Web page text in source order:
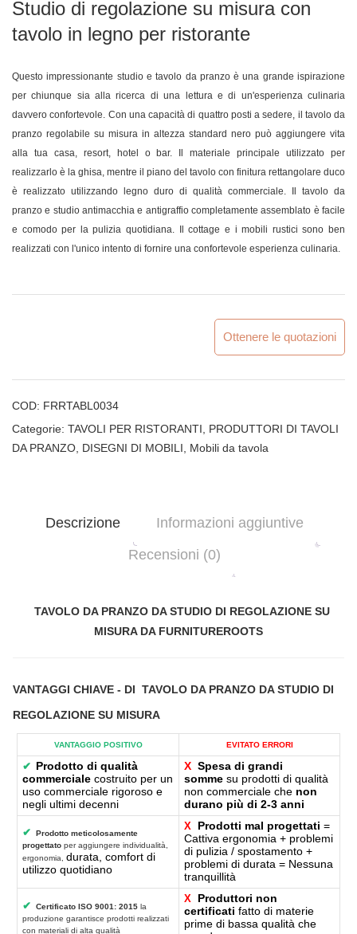
Studio di regolazione su misura con
tavolo in legno per ristorante
Questo impressionante studio e tavolo da pranzo è una grande ispirazione
per chiunque sia alla ricerca di una lettura e di un'esperienza culinaria
davvero confortevole. Con una capacità di quattro posti a sedere, il tavolo da
pranzo regolabile su misura in altezza standard nero può aggiungere vita
alla tua casa, resort, hotel o bar. Il materiale principale utilizzato per
realizzarlo è la ghisa, mentre il piano del tavolo con finitura rettangolare duco
è realizzato utilizzando legno duro di qualità commerciale. Il tavolo da
pranzo e studio antimacchia e antigraffio completamente assemblato è facile
e comodo per la pulizia quotidiana. Il cottage e i mobili rustici sono ben
realizzati con l'unico intento di fornire una confortevole esperienza culinaria.
Ottenere le quotazioni
COD: FRRTABL0034
Categorie: TAVOLI PER RISTORANTI
PRODUTTORI DI TAVOLI
DA PRANZO DISEGNI DI MOBILI Mobili da tavola
Descrizione
Informazioni aggiuntive
Recensioni (0)
TAVOLO DA PRANZO DA STUDIO DI REGOLAZIONE SU
MISURA DA FURNITUREROOTS
VANTAGGI CHIAVE - DI TAVOLO DA PRANZO DA STUDIO DI
REGOLAZIONE SU MISURA
VANTAGGIO POSITIVO EVITATO ERRORI
✔ Prodotto di qualità
commerciale costruito per un
uso commerciale rigoroso e
negli ultimi decenni
X Spesa di grandi
somme su prodotti di qualità
non commerciale che non
durano più di 2-3 anni
✔
Prodotto meticolosamente
progettato per aggiungere individualità,
ergonomia, durata, comfort di
utilizzo quotidiano
X Prodotti mal progettati =
Cattiva ergonomia + problemi
di pulizia / spostamento +
problemi di durata = Nessuna
tranquillità
✔ Certificato ISO 9001: 2015 la
produzione garantisce prodotti realizzati
con materiali di alta qualità
X
Produttori non
certificati fatto di materie
prime di bassa qualità che